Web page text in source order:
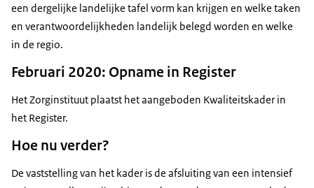
een dergelijke landelijke tafel vorm kan krijgen en welke taken
en verantwoordelijkheden landelijk belegd worden en welke
in de regio.
Februari 2020: Opname in Register
Het Zorginstituut plaatst het aangeboden Kwaliteitskader in
het Register.
Hoe nu verder?
De vaststelling van het kader is de afsluiting van een intensief